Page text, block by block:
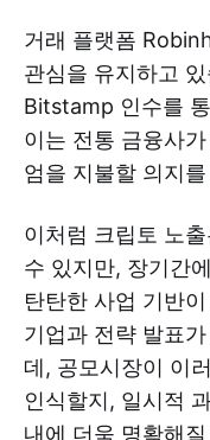
거래 플랫폼
관심을 유지하고
Bitstamp 인수를
이는 전통 금융사
엄을 지불할 의지
이처럼 크립토 노
수 있지만, 장기간
탄탄한 사업 기반
기업과 전략 발표
데, 공모시장이 이
인식할지, 일시적
내에 더욱 명확해